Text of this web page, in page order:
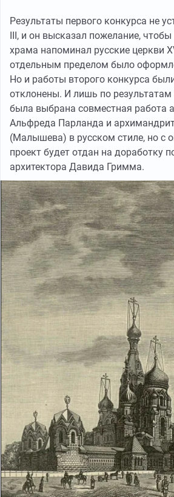
Результаты первого конкурса не
III, и он высказал пожелание,
храма напоминал русские церкви
отдельным пределом было
Но и работы второго конкурса
отклонены. И лишь по результатам
была выбрана совместная работа
Альфреда Парланда и
(Малышева) в русском стиле, но с
проект будет отдан на доработку
архитектора Давида Гримма.